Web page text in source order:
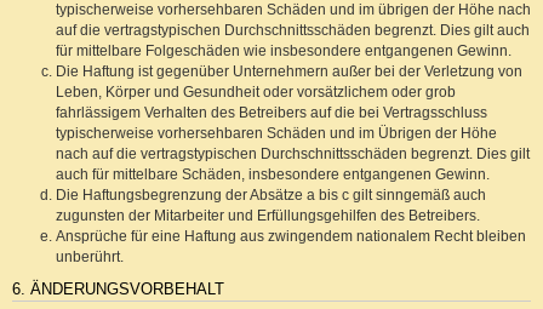
typischerweise vorhersehbaren Schäden und im übrigen der Höhe nach
auf die vertragstypischen Durchschnittsschäden begrenzt. Dies gilt auch
für mittelbare Folgeschäden wie insbesondere entgangenen Gewinn.
Die Haftung ist gegenüber Unternehmern außer bei der Verletzung von
Leben, Körper und Gesundheit oder vorsätzlichem oder grob
fahrlässigem Verhalten des Betreibers auf die bei Vertragsschluss
typischerweise vorhersehbaren Schäden und im Übrigen der Höhe
nach auf die vertragstypischen Durchschnittsschäden begrenzt. Dies gilt
auch für mittelbare Schäden, insbesondere entgangenen Gewinn.
Die Haftungsbegrenzung der Absätze a bis c gilt sinngemäß auch
zugunsten der Mitarbeiter und Erfüllungsgehilfen des Betreibers.
Ansprüche für eine Haftung aus zwingendem nationalem Recht bleiben
unberührt.
6. ÄNDERUNGSVORBEHALT